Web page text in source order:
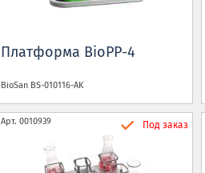
Платформа BioPP-4
BioSan BS-010116-AK
Арт. 0010939 Под заказ